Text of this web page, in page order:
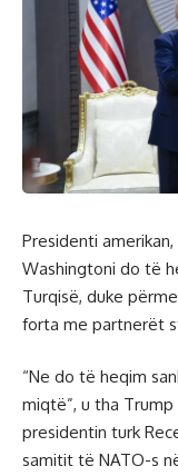
Presidenti
Washingtoni do të
Turqisë, duke
forta me partnerët
“Ne do të heqim
miqtë”, u tha
presidentin turk
samitit të NATO-s